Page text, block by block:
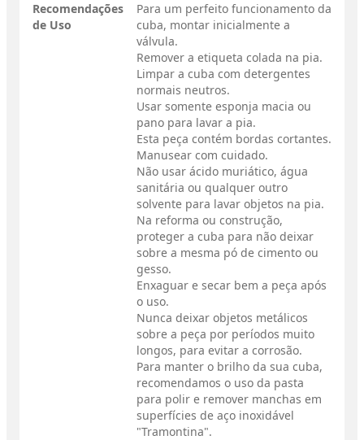
Recomendações
de Uso
Para um perfeito funcionamento da
cuba, montar inicialmente a
válvula.
Remover a etiqueta colada na pia.
Limpar a cuba com detergentes
normais neutros.
Usar somente esponja macia ou
pano para lavar a pia.
Esta peça contém bordas cortantes.
Manusear com cuidado.
Não usar ácido muriático, água
sanitária ou qualquer outro
solvente para lavar objetos na pia.
Na reforma ou construção,
proteger a cuba para não deixar
sobre a mesma pó de cimento ou
gesso.
Enxaguar e secar bem a peça após
o uso.
Nunca deixar objetos metálicos
sobre a peça por períodos muito
longos, para evitar a corrosão.
Para manter o brilho da sua cuba,
recomendamos o uso da pasta
para polir e remover manchas em
superfícies de aço inoxidável
"Tramontina".